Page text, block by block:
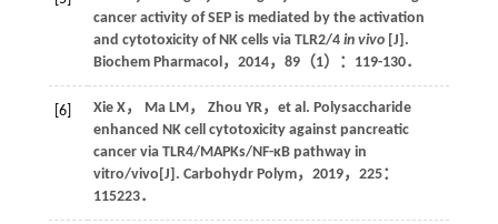
cancer activity of SEP is mediated by the activation
and cytotoxicity of NK cells via TLR2/4 in vivo[J].
Biochem Pharmacol ， 2014， 89（1）：119-130．
[6] Xie X， Ma LM ， Zhou YR，et al. Polysaccharide
enhanced NK cell cytotoxicity against pancreatic
cancer via TLR4/MAPKs/NF-κB pathway in
vitro/vivo[J]. Carbohydr Polym， 2019， 225：
115223．